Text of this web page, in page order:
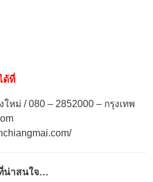
ด้ที่
หม่ / 080 – 2852000 – กรุงเทพ
ที่น่าสนใจ…